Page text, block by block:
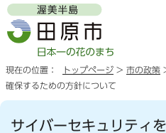
現在の位置： トップページ > 市の政策
確保するための方針について
サイバーセキュリティ